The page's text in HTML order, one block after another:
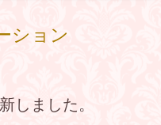
ション
しました。